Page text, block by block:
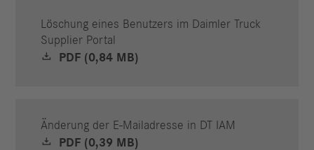
Löschung eines Benutzers im Daimler Truck
Supplier Portal
PDF (0,84 MB)
Änderung der E-Mailadresse in DT IAM
PDF (0,39 MB)